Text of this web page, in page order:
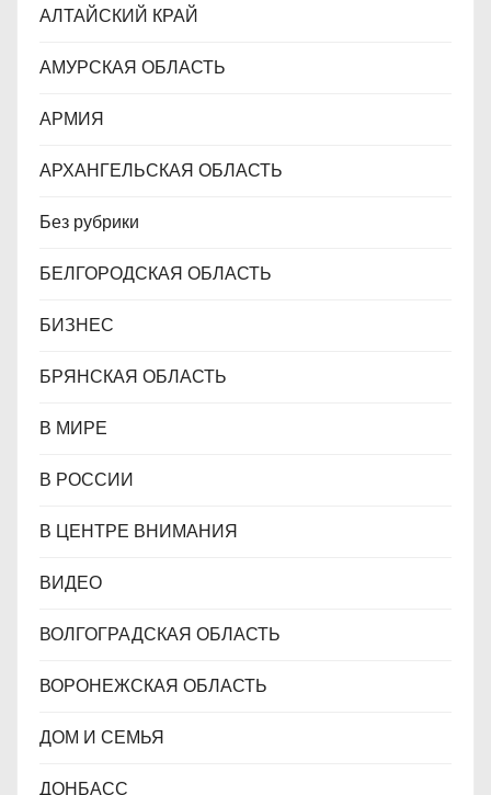
с
я
м
АЛТАЙСКИЙ КРАЙ
АМУРСКАЯ ОБЛАСТЬ
АРМИЯ
АРХАНГЕЛЬСКАЯ ОБЛАСТЬ
Без рубрики
БЕЛГОРОДСКАЯ ОБЛАСТЬ
БИЗНЕС
БРЯНСКАЯ ОБЛАСТЬ
В МИРЕ
В РОССИИ
В ЦЕНТРЕ ВНИМАНИЯ
ВИДЕО
ВОЛГОГРАДСКАЯ ОБЛАСТЬ
ВОРОНЕЖСКАЯ ОБЛАСТЬ
ДОМ И СЕМЬЯ
ДОНБАСС